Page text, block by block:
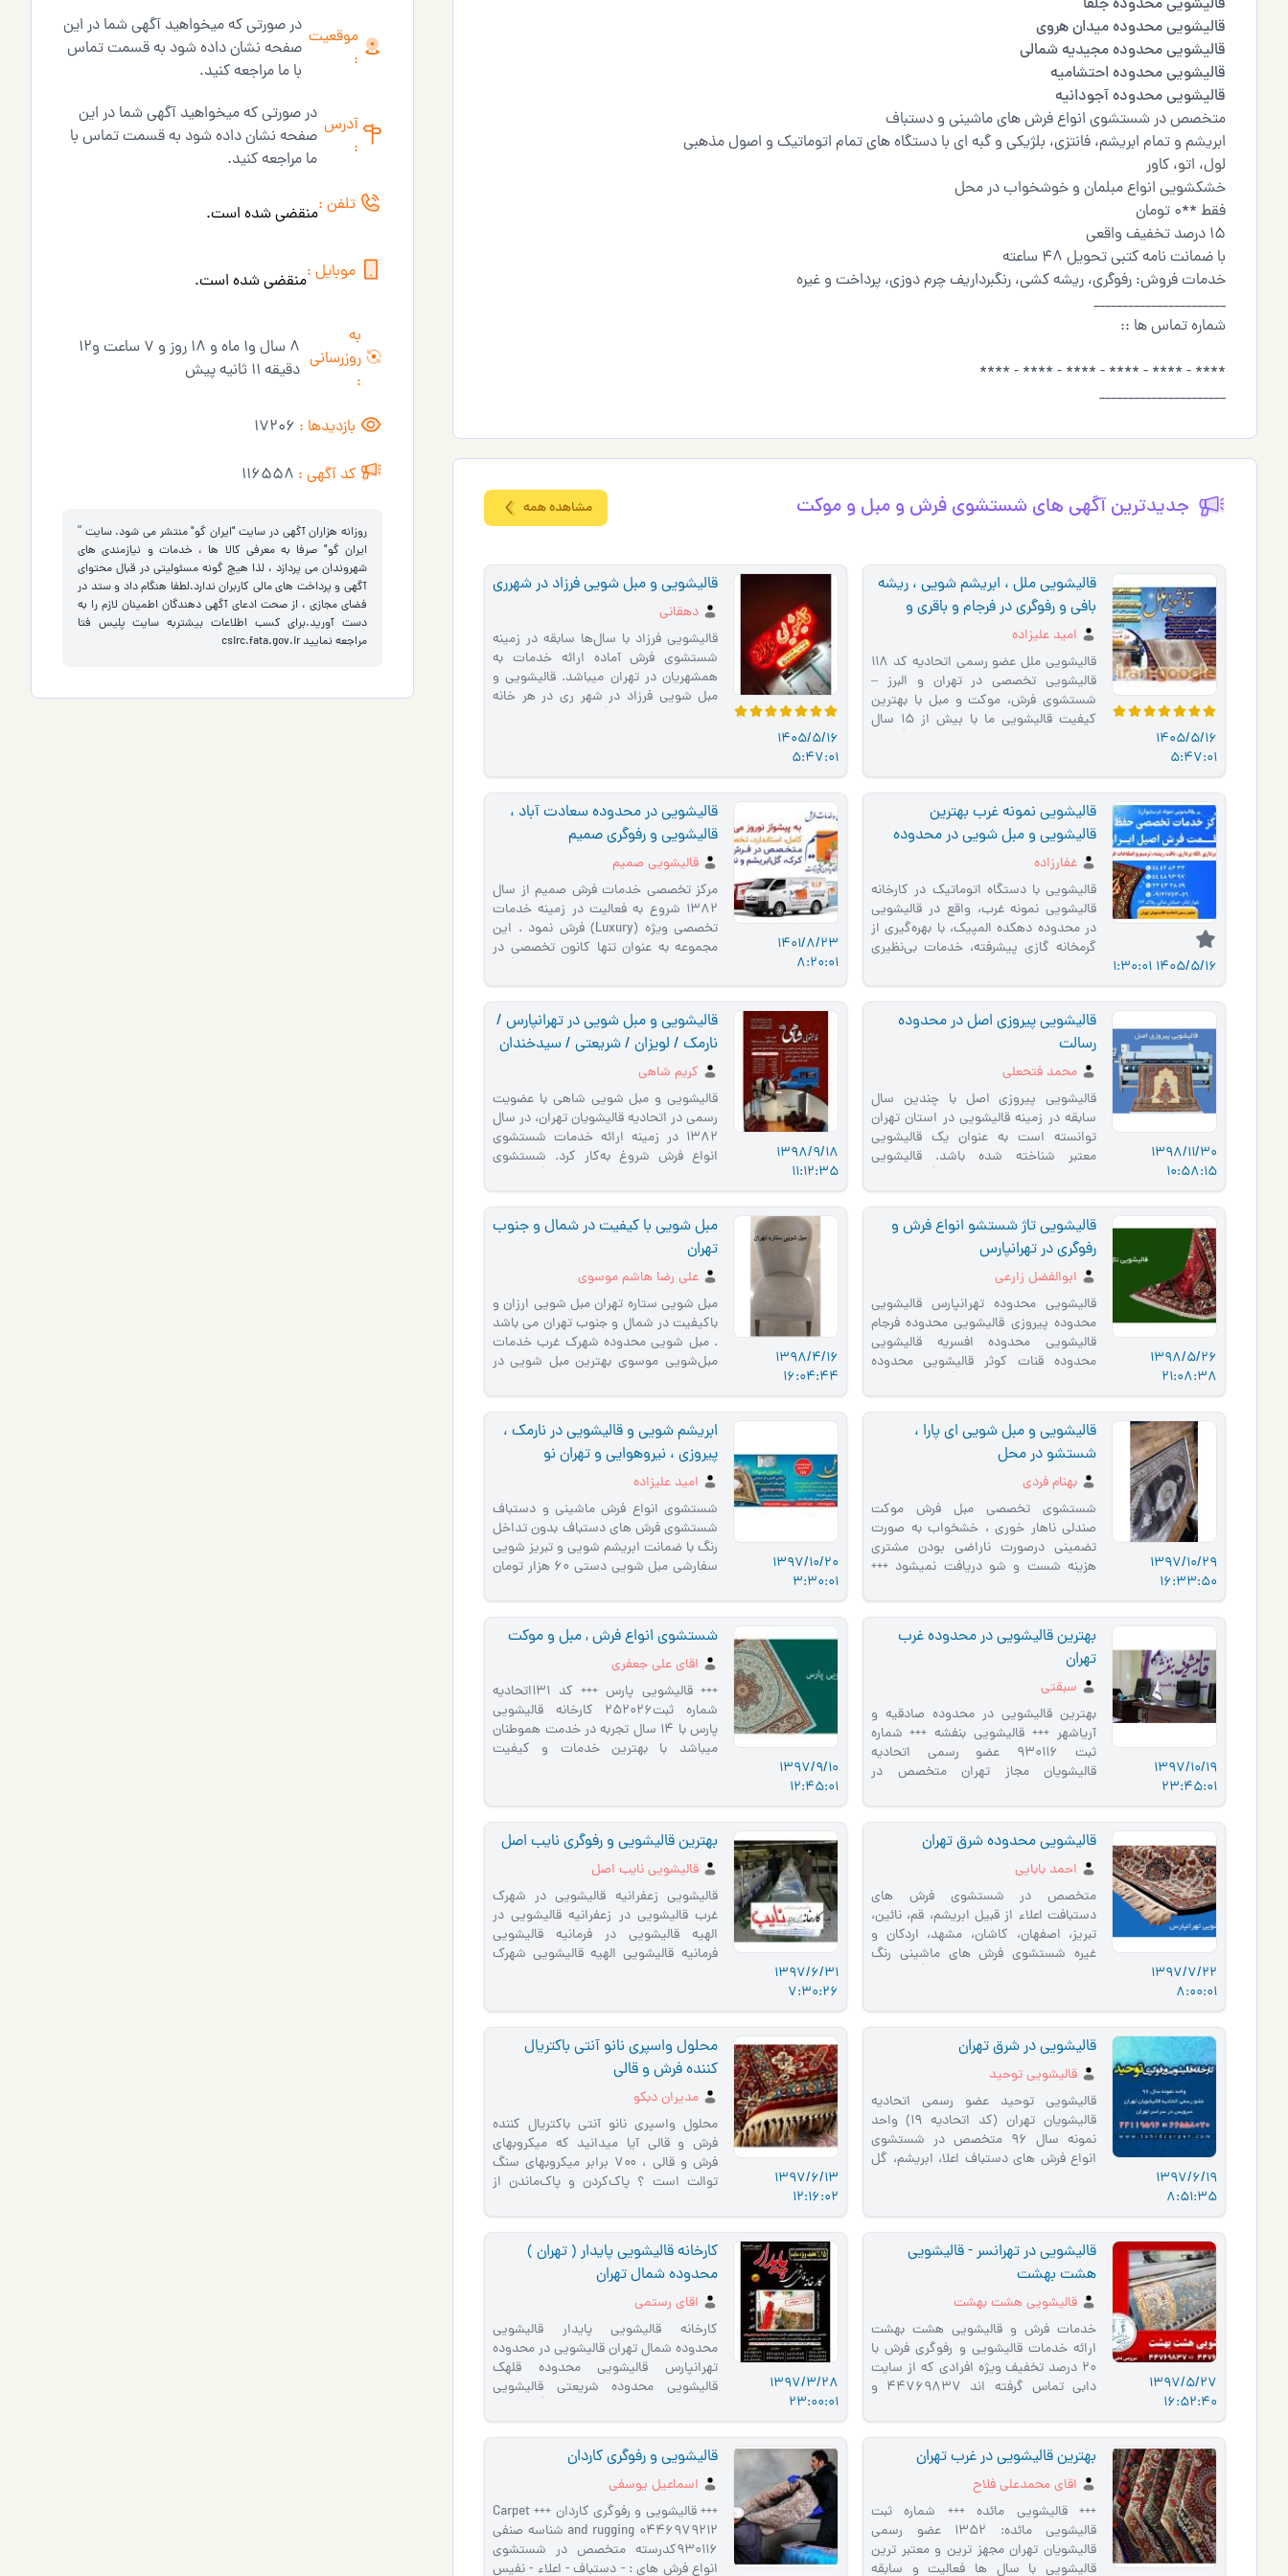
قالیشویی محدوده جلفا
قالیشویی محدوده میدان هروی
قالیشویی محدوده مجیدیه شمالی
قالیشویی محدوده احتشامیه
قالیشویی محدوده آجودانیه
متخصص در شستشوی انواع فرش های ماشینی و دستباف
ابریشم و تمام ابریشم، فانتزی، بلژیکی و گبه ای با دستگاه های تمام اتوماتیک و اصول مذهبی
لول، اتو، کاور
خشکشویی انواع مبلمان و خوشخواب در محل
فقط **0 تومان
15 درصد تخفیف واقعی
با ضمانت نامه کتبی تحویل 48 ساعته
خدمات فروش: رفوگری، ریشه کشی، رنگبرداریف چرم دوزی، پرداخت و غیره
_______________________
شماره تماس ها ::
**** - **** - **** - **** - **** - ****
______________________
جدیدترین آگهی های شستشوي فرش و مبل و موكت مشاهده همه
1405/5/16
5:47:01
قالیشویی ملل ، ابریشم شویی ، ریشه
بافی و رفوگری در فرجام و باقری و
تهرانپارس
امید علیزاده
قالیشویی ملل عضو رسمی اتحادیه کد 118
قالیشویی تخصصی در تهران و البرز –
شستشوی فرش، موکت و مبل با بهترین
کیفیت قالیشویی ما با بیش از ۱۵ سال
1405/5/16
5:47:01
قالیشویی و مبل شویی فرزاد در شهرری
دهقانی
قالیشویی فرزاد با سال‌ها سابقه در زمینه
شستشوی فرش آماده ارائه خدمات به
همشهریان در تهران میباشد. قالیشویی و
مبل شویی فرزاد در شهر ری در هر خانه
1405/5/16 1:30:01
قالیشویی نمونه غرب بهترین
قالیشویی و مبل شویی در محدوده
غرب تهران
غفارزاده
قالیشویی با دستگاه اتوماتیک در کارخانه
قالیشویی نمونه غرب، واقع در قالیشویی
در محدوده دهکده المپیک، با بهره‌گیری از
گرمخانه گازی پیشرفته، خدمات بی‌نظیری
1401/8/23
8:20:01
قالیشویی در محدوده سعادت آباد ،
قالیشویی و رفوگری صمیم
قالیشویی صمیم
مرکز تخصصی خدمات فرش صمیم از سال
1382 شروع به فعالیت در زمینه خدمات
تخصصی ویژه (Luxury) فرش نمود . این
مجموعه به عنوان تنها کانون تخصصی در
1398/11/30
10:58:15
قالیشویی پیروزی اصل در محدوده
رسالت
محمد فتحعلی
قالیشویی پیروزی اصل با چندین سال
سابقه در زمینه قالیشویی در استان تهران
توانسته است به عنوان یک قالیشویی
معتبر شناخته شده باشد. قالیشویی
1398/9/18
11:12:35
قالیشویی و مبل شویی در تهرانپارس /
نارمک / لویزان / شریعتی / سیدخندان
کریم شاهی
قالیشویی و مبل شویی شاهی با عضویت
رسمی در اتحادیه قالیشویان تهران، در سال
1382 در زمینه ارائه خدمات شستشوی
انواع فرش شروغ به‌کار کرد. شستشوی
1398/5/26
21:08:38
قالیشویی تاژ شستشو انواع فرش و
رفوگری در تهرانپارس
ابوالفضل زارعی
قالیشویی محدوده تهرانپارس قالیشویی
محدوده پیروزی قالیشویی محدوده فرجام
قالیشویی محدوده افسریه قالیشویی
محدوده قنات کوثر قالیشویی محدوده
1398/4/16
16:04:44
مبل شویی با کیفیت در شمال و جنوب
تهران
علی رضا هاشم موسوی
مبل شویی ستاره تهران مبل شویی ارزان و
باکیفیت در شمال و جنوب تهران می باشد
. مبل شویی محدوده شهرک غرب خدمات
مبل‌شویی موسوی بهترین مبل شویی در
1397/10/29
16:33:50
قالیشویی و مبل شویی ای پارا ،
شستشو در محل
بهنام فردی
شستشوی تخصصی مبل فرش موکت
صندلی ناهار خوری ، خشخواب به صورت
تضمینی درصورت ناراضی بودن مشتری
هزینه شست و شو دریافت نمیشود +++
و ک…
1397/10/20
3:30:01
ابریشم شویی و قالیشویی در نارمک ،
پیروزی ، نیروهوایی و تهران نو
امید علیزاده
شستشوی انواع فرش ماشینی و دستباف
شستشوی فرش های دستباف بدون تداخل
رنگ با ضمانت ابریشم شویی و تبریز شویی
سفارشی مبل شویی دستی 60 هزار تومان
1397/10/19
23:45:01
بهترین قالیشویی در محدوده غرب
تهران
سبقتی
بهترین قالیشویی در محدوده صادقیه و
آریاشهر +++ قالیشویی بنفشه +++ شماره
ثبت 930116 عضو رسمی اتحادیه
قالیشویان مجاز تهران متخصص در
ابریشم…
1397/9/10
12:45:01
شستشوی انواع فرش , مبل و موکت
اقای علی جعفری
+++ قالیشویی پارس +++ کد 131اتحادیه
شماره ثبت252026 کارخانه قالیشویی
پارس با 14 سال تجربه در خدمت هموطنان
میباشد با بهترین خدمات و کیفیت
1397/7/22
8:00:01
قالیشویی محدوده شرق تهران
احمد بابایی
متخصص در شستشوی فرش های
دستبافت اعلاء از قبیل ابریشم، قم، نائین،
تبریز، اصفهان، کاشان، مشهد، اردکان و
غیره شستشوی فرش های ماشینی رنگ
1397/6/31
7:30:26
بهترین قالیشویی و رفوگری نایب اصل
قالیشویی نایب اصل
قالیشویی زعفرانیه قالیشویی در شهرک
غرب قالیشویی در زعفرانیه قالیشویی در
الهیه قالیشویی در فرمانیه قالیشویی
فرمانیه قالیشویی الهیه قالیشویی شهرک
1397/6/19
8:51:35
قالیشویی در شرق تهران
قالیشویی توحید
قالیشویی توحید عضو رسمی اتحادیه
قالیشویان تهران (کد اتحادیه 19) واحد
نمونه سال 96 متخصص در شستشوی
انواع فرش های دستباف اعلا، ابریشم، گل
1397/6/13
12:16:02
محلول واسپری نانو آنتی باکتریال
کننده فرش و قالی
مدیران دبکو
محلول واسپری نانو آنتی باکتریال کننده
فرش و قالی آیا میدانید که میکروبهای
فرش و قالی ، ۷۰۰ برابر میکروبهای سنگ
توالت است ؟ پاک‌کردن و پاک‌ماندن از
1397/5/27
16:52:40
قالیشویی در تهرانسر - قالیشویی
هشت بهشت
قالیشویی هشت بهشت
خدمات فرش و قالیشویی هشت بهشت
ارائه خدمات قالیشویی و رفوگری فرش با
20 درصد تخفیف ویژه افرادی که از سایت
دابی تماس گرفته اند 44769837 و
44706286 و 09199313214 سرویس
1397/3/28
23:00:01
کارخانه قالیشویی پایدار ( تهران )
محدوده شمال تهران
اقای رستمی
کارخانه قالیشویی پایدار قالیشویی
محدوده شمال تهران قالیشویی در محدوده
تهرانپارس قالیشویی محدوده قلهک
قالیشویی محدوده شریعتی قالیشویی
بهترین قالیشویی در غرب تهران
اقای محمدعلی فلاح
+++ قالیشویی مائده +++ شماره ثبت
قالیشویی مائده: 1352 عضو رسمی
قالیشویان تهران مجهز ترین و معتبر ترین
قالیشویی با سال ها فعالیت و سابقه
قالیشویی و رفوگری کاردان
اسماعیل یوسفی
+++ قالیشویی و رفوگری کاردان +++ Carpet
and rugging 0446979212 شناسه صنفی
930116کدرسته متخصص در شستشوی
انواع فرش های : - دستباف - اعلاء - نفیس
موقعیت
:
در صورتی که میخواهید آگهی شما در این
صفحه نشان داده شود به قسمت تماس
با ما مراجعه کنید.
آدرس
:
در صورتی که میخواهید آگهی شما در این
صفحه نشان داده شود به قسمت تماس با
ما مراجعه کنید.
تلفن :منقضی شده است.
موبایل :منقضی شده است.
به
روزرسانی
:
8 سال و1 ماه و 18 روز و 7 ساعت و12
دقیقه 11 ثانیه پیش
بازدیدها : 17206
کد آگهی : 116558
روزانه هزاران آگهی در سایت "ایران گو" منتشر می شود. سایت ”
ایران گو" صرفا به معرفی کالا ها ، خدمات و نیازمندی های
شهروندان می پردازد ، لذا هیچ گونه مسئولیتی در قبال محتوای
آگهی و پرداخت های مالی کاربران ندارد.لطفا هنگام داد و ستد در
فضای مجازی ، از صحت ادعای آگهی دهندگان اطمینان لازم را به
دست آورید.برای کسب اطلاعات بیشتربه سایت پلیس فتا
مراجعه نماییدcsirc.fata.gov.ir